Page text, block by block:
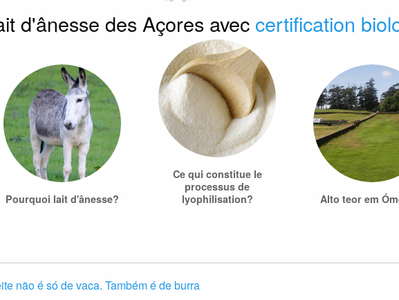
d'ânesse des Açores avec certification
Pourquoi lait d'ânesse?
Ce qui constitue le
processus de
lyophilisation?
Alto teor em
não é só de vaca. Também é de burra